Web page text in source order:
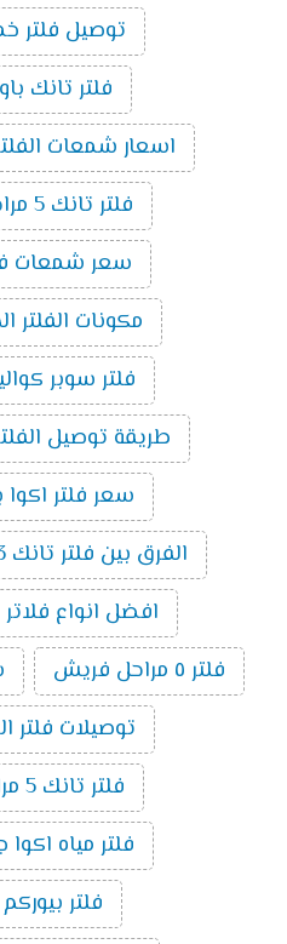
توصيل فلتر
فلتر تانك باور 5
اسعار شمعات الفلتر 5 مراحل
فلتر تانك 5 مراحل الترا بيور
سعر شمعات فلتر 5
مكونات
فلتر سوبر كواليتى
طريقة توصيل
سعر فلتر اكوا بيور 5
الفرق بين فلتر تانك 3 مراحل و 5 مراحل
افضل انواع فلاتر
فلتر ٥ مراحل فريش
توصيلات فلتر الماء 5
فلتر تانك 5 مراحل كارفور
فلتر مياه اكوا جيت 5
فلتر بيوركم 5 مراحل